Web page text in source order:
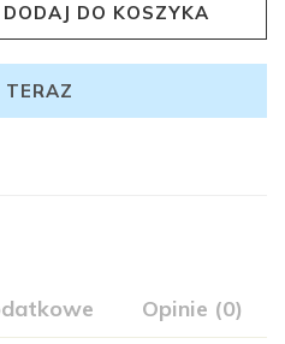
DODAJ DO KOSZYKA
TERAZ
Opinie (0)